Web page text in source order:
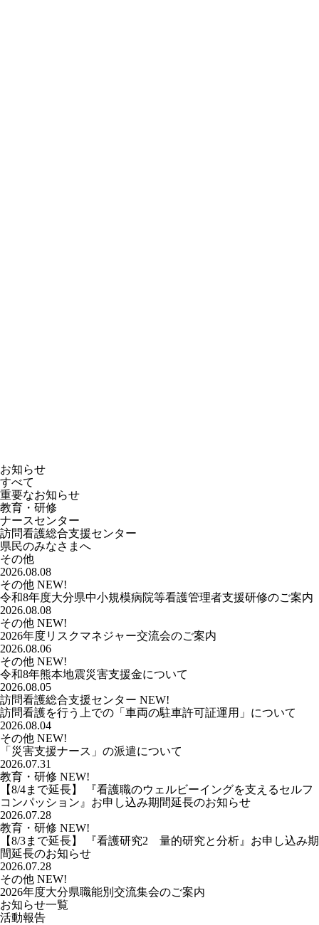
お知らせ
すべて
重要なお知らせ
教育・研修
ナースセンター
訪問看護総合支援センター
県民のみなさまへ
その他
2026.08.08
その他 NEW!
令和8年度大分県中小規模病院等看護管理者支援研修のご案内
2026.08.08
その他 NEW!
2026年度リスクマネジャー交流会のご案内
2026.08.06
その他 NEW!
令和8年熊本地震災害支援金について
2026.08.05
訪問看護総合支援センター NEW!
訪問看護を行う上での「車両の駐車許可証運用」について
2026.08.04
その他 NEW!
「災害支援ナース」の派遣について
2026.07.31
教育・研修 NEW!
【8/4まで延長】 『看護職のウェルビーイングを支えるセルフ
コンパッション』お申し込み期間延長のお知らせ
2026.07.28
教育・研修 NEW!
【8/3まで延長】 『看護研究2 量的研究と分析』お申し込み期
間延長のお知らせ
2026.07.28
その他 NEW!
2026年度大分県職能別交流集会のご案内
お知らせ一覧
活動報告